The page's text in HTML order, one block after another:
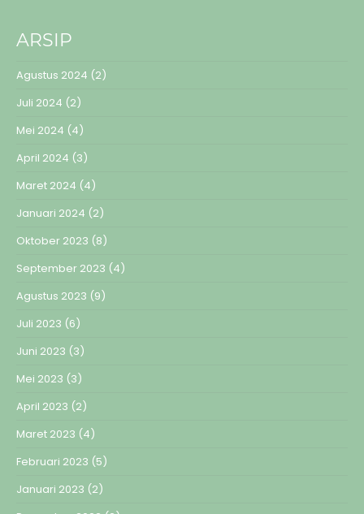
ARSIP
Agustus 2024 (2)
Juli 2024 (2)
Mei 2024 (4)
April 2024 (3)
Maret 2024 (4)
Januari 2024 (2)
Oktober 2023 (8)
September 2023 (4)
Agustus 2023 (9)
Juli 2023 (6)
Juni 2023 (3)
Mei 2023 (3)
April 2023 (2)
Maret 2023 (4)
Februari 2023 (5)
Januari 2023 (2)